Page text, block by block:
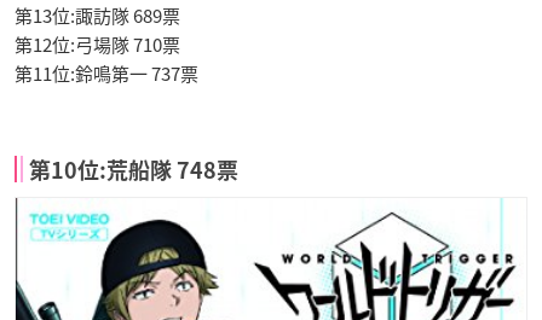
第13位:諏訪隊 689票
第12位:弓場隊 710票
第11位:鈴鳴第一 737票
第10位:荒船隊 748票